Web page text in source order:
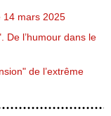
14 mars 2025
De l’humour dans le
de l’extrême